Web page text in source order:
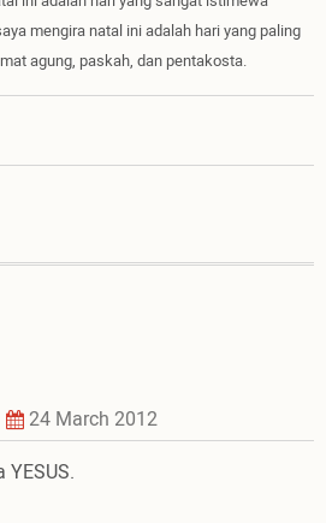
mengira natal ini adalah hari yang paling
agung, paskah, dan pentakosta.
24 March 2012